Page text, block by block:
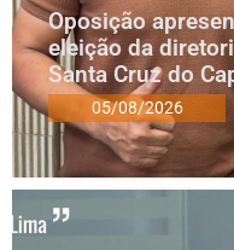
Oposição
eleição da
Santa Cruz do
05/08/2026